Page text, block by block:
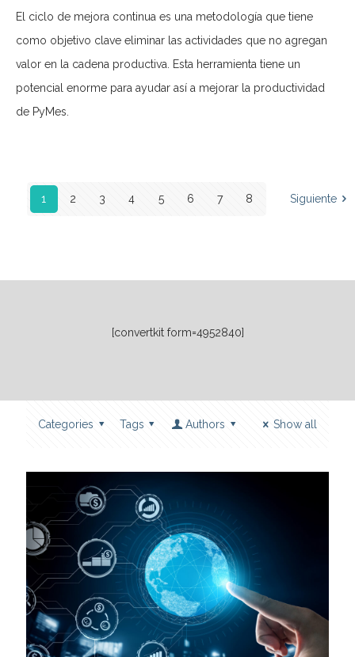
El ciclo de mejora continua es una metodología que tiene
como objetivo clave eliminar las actividades que no agregan
valor en la cadena productiva. Esta herramienta tiene un
potencial enorme para ayudar así a mejorar la productividad
de PyMes.
1 2 3 4 5 6 7 8 Siguiente
[convertkit form=4952840]
Categories Tags Authors Show all